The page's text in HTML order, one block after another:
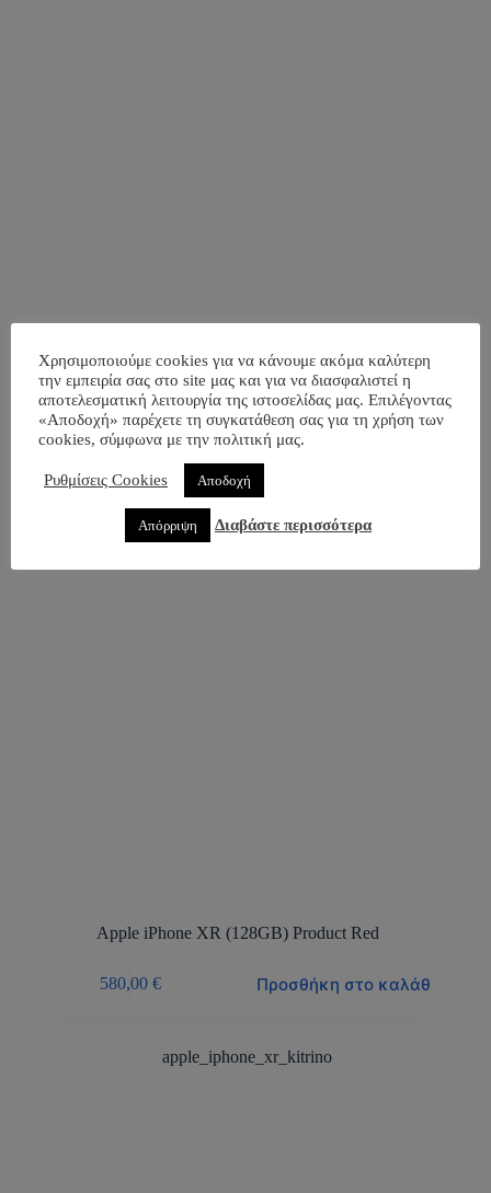
580,00€ Προσθήκη στο καλάθι
Apple iPhone XR (128GB) Product Red
580,00 € Προσθήκη στο καλάθι
Χρησιμοποιούμε cookies για να κάνουμε ακόμα καλύτερη
την εμπειρία σας στο site μας και για να διασφαλιστεί η
αποτελεσματική λειτουργία της ιστοσελίδας μας. Επιλέγοντας
«Αποδοχή» παρέχετε τη συγκατάθεση σας για τη χρήση των
cookies, σύμφωνα με την πολιτική μας.
Ρυθμίσεις Cookies Αποδοχή
Απόρριψη Διαβάστε περισσότερα